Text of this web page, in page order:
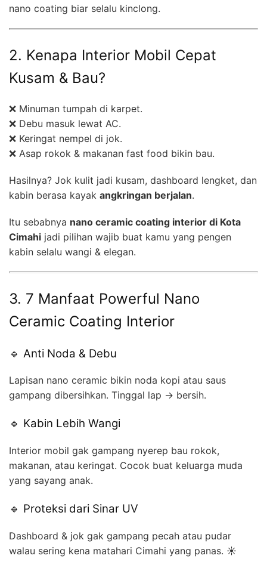
nano coating biar selalu kinclong.
2. Kenapa Interior Mobil Cepat
Kusam & Bau?
❌ Minuman tumpah di karpet.
❌ Debu masuk lewat AC.
❌ Keringat nempel di jok.
❌ Asap rokok & makanan fast food bikin bau.
Hasilnya? Jok kulit jadi kusam, dashboard lengket, dan
kabin berasa kayak angkringan berjalan.
Itu sebabnya nano ceramic coating interior di Kota
Cimahi jadi pilihan wajib buat kamu yang pengen
kabin selalu wangi & elegan.
3. 7 Manfaat Powerful Nano
Ceramic Coating Interior
🔹 Anti Noda & Debu
Lapisan nano ceramic bikin noda kopi atau saus
gampang dibersihkan. Tinggal lap → bersih.
🔹 Kabin Lebih Wangi
Interior mobil gak gampang nyerep bau rokok,
makanan, atau keringat. Cocok buat keluarga muda
yang sayang anak.
🔹 Proteksi dari Sinar UV
Dashboard & jok gak gampang pecah atau pudar
walau sering kena matahari Cimahi yang panas. ☀️